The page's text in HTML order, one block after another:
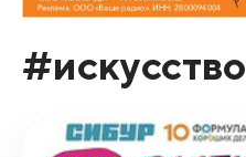
#искусство